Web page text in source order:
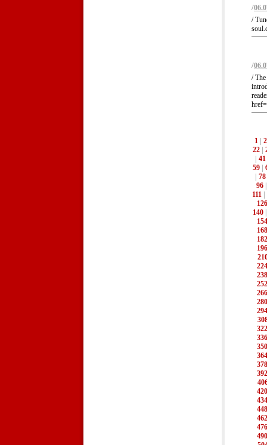
/
/
/
/ The
1
2
22|
41
59|
78
96
111|
126
140
154
168
182
196
224
238
252
266
280
294
322
336
350
364
378
392
420
434
448
462
476
490